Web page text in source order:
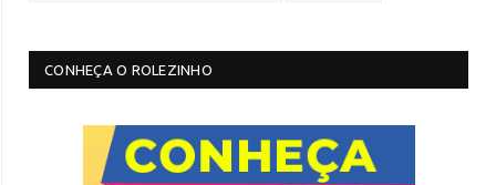
CONHEÇA O ROLEZINHO